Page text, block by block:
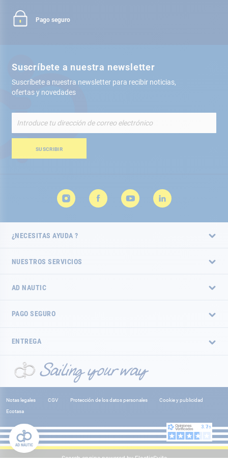
Pago seguro
Suscríbete a nuestra newsletter
Suscríbete a nuestra newsletter para recibir noticias,
ofertas y novedades
nuestro
de
SUSCRIBIR
¿NECESITAS AYUDA ?
NUESTROS SERVICIOS
AD NAUTIC
PAGO SEGURO
ENTREGA
Notas legales CGV Protección de los datos personales
Cookie y publicidad
Ecotasa
Search engine powered byElasticSuite